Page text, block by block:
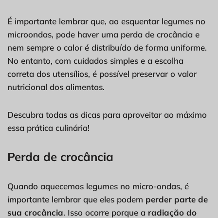
É importante lembrar que, ao esquentar legumes no
microondas, pode haver uma perda de crocância e
nem sempre o calor é distribuído de forma uniforme.
No entanto, com cuidados simples e a escolha
correta dos utensílios, é possível preservar o valor
nutricional dos alimentos.
Descubra todas as dicas para aproveitar ao máximo
essa prática culinária!
Perda de crocância
Quando aquecemos legumes no micro-ondas, é
importante lembrar que eles podem perder parte de
sua crocância. Isso ocorre porque a radiação do